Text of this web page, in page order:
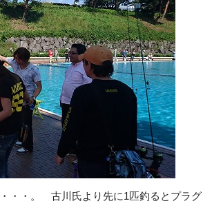
・・。 古川氏より先に1匹釣るとプラグ